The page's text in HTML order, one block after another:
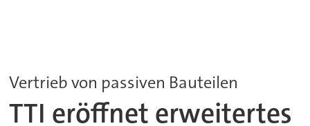
Vertrieb von passiven Bauteilen
TTI eröffnet erweitertes